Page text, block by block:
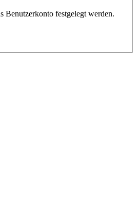
Benutzerkonto festgelegt werden.